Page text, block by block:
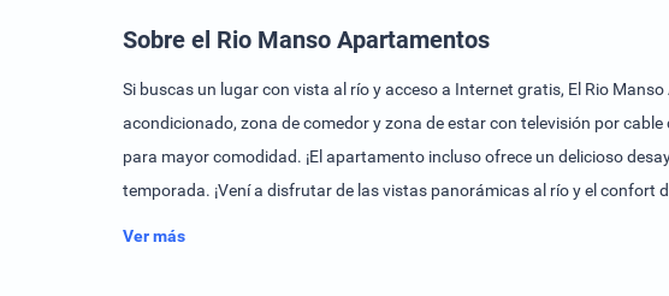
Sobre el Rio Manso Apartamentos
Si buscas un lugar con vista al río y acceso a Internet gratis, El Rio
acondicionado, zona de comedor y zona de estar con televisión por
para mayor comodidad. ¡El apartamento incluso ofrece un delicioso
temporada. ¡Vení a disfrutar de las vistas panorámicas al río y el confort
Ver más